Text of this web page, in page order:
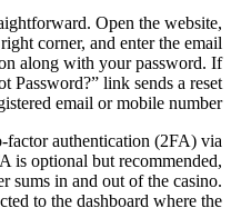
Open the website,
corner, and enter the email
along with your password. If
Password?” link sends a reset
email or mobile number.
authentication (2FA) via
is optional but recommended,
sums in and out of the casino.
to the dashboard where the